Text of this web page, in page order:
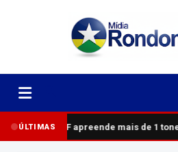
ÚLTIMASPRF apreende mais de 1